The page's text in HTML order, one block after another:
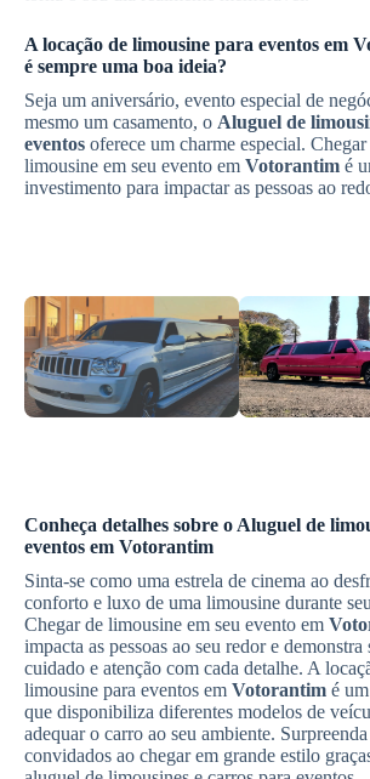
A locação de limousine para eventos em
é sempre uma boa ideia?
Seja um aniversário, evento especial de
mesmo um casamento, o Aluguel de
eventos oferece um charme especial. Chegar
limousine em seu evento em Votorantim é
investimento para impactar as pessoas ao
Conheça detalhes sobre o Aluguel de
eventos em Votorantim
Sinta-se como uma estrela de cinema ao
conforto e luxo de uma limousine durante
Chegar de limousine em seu evento em
impacta as pessoas ao seu redor e demonstra
cuidado e atenção com cada detalhe. A
limousine para eventos em Votorantim é
que disponibiliza diferentes modelos de
adequar o carro ao seu ambiente. Surpreenda
convidados ao chegar em grande estilo